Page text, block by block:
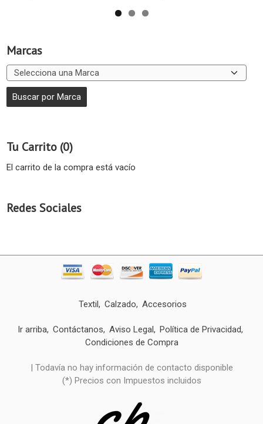
Marcas
Tu Carrito (0)
El carrito de la compra está vacío
Redes Sociales
Textil Calzado Accesorios
Ir arriba Contáctanos Aviso Legal
Política de Privacidad
Condiciones de Compra
| Todavía no hay información de contacto disponible
(*) Precios con Impuestos incluidos